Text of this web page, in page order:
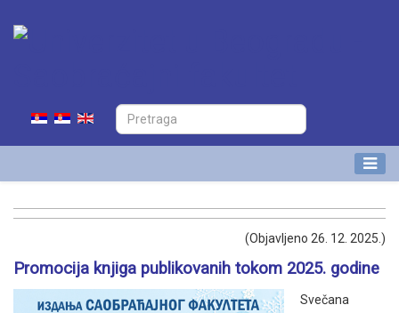
(Objavljeno 26. 12. 2025.)
Promocija knjiga publikovanih tokom 2025. godine
Svečana